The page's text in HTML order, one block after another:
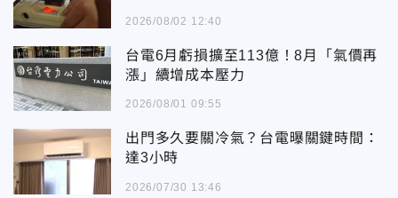
2026/08/02 12:40
台電6月虧損擴至113億！8月「氣價再
漲」續增成本壓力
2026/08/01 09:55
出門多久要關冷氣？台電曝關鍵時間：
達3小時
2026/07/30 13:46